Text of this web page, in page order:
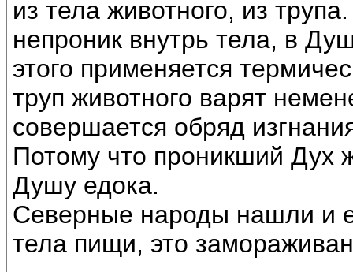
из тела животного, из
непроник внутрь тела, в
этого применяется
труп животного варят
совершается обряд
Потому что проникший Дух
Душу едока.
Северные народы нашли и
тела пищи, это